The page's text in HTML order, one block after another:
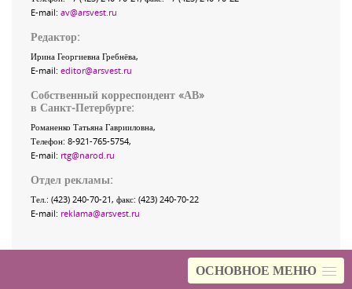
ОСНОВНОЕ МЕНЮ
E-mail: av@arsvest.ru
Редактор:
Ирина Георгиевна Гребнёва,
E-mail: editor@arsvest.ru
Собственный корреспондент «АВ»
в Санкт-Петербурге:
Романенко Татьяна Гаврииловна,
Телефон: 8-921-765-5754,
E-mail: rtg@narod.ru
Отдел рекламы:
Тел.: (423) 240-70-21, факс: (423) 240-70-22
E-mail: reklama@arsvest.ru